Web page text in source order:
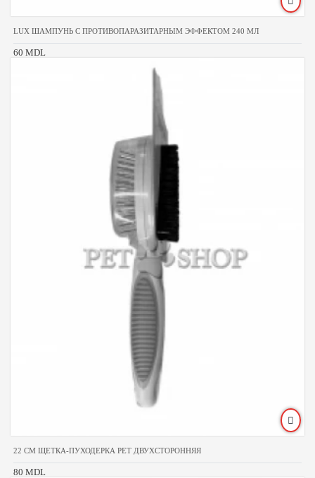
LUX ШАМПУНЬ С ПРОТИВОПАРАЗИТАРНЫМ ЭФФЕКТОМ 240 МЛ
60 MDL
22 CM ЩЕТКА-ПУХОДЕРКА PET ДВУХСТОРОННЯЯ
80 MDL